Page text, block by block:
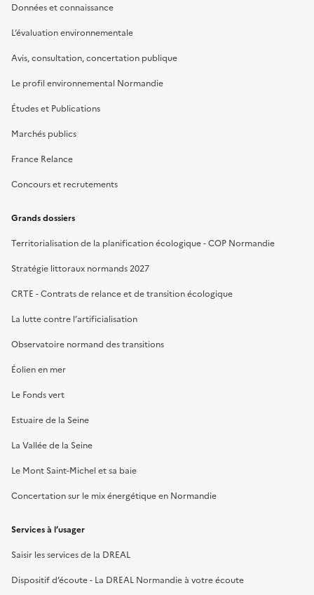
Données et connaissance
L’évaluation environnementale
Avis, consultation, concertation publique
Le profil environnemental Normandie
Études et Publications
Marchés publics
France Relance
Concours et recrutements
Grands dossiers
Territorialisation de la planification écologique - COP Normandie
Stratégie littoraux normands 2027
CRTE - Contrats de relance et de transition écologique
La lutte contre l’artificialisation
Observatoire normand des transitions
Éolien en mer
Le Fonds vert
Estuaire de la Seine
La Vallée de la Seine
Le Mont Saint-Michel et sa baie
Concertation sur le mix énergétique en Normandie
Services à l’usager
Saisir les services de la DREAL
Dispositif d’écoute - La DREAL Normandie à votre écoute